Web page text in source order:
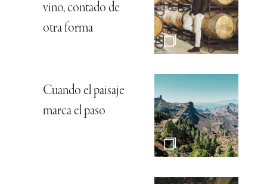
vino, contado de
otra forma
Cuando el paisaje
marca el paso